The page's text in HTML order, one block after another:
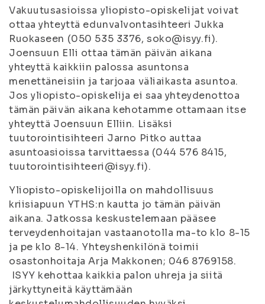
Vakuutusasioissa yliopisto-opiskelijat voivat
ottaa yhteyttä edunvalvontasihteeri Jukka
Ruokaseen (050 535 3376, soko@isyy.fi).
Joensuun Elli ottaa tämän päivän aikana
yhteyttä kaikkiin palossa asuntonsa
menettäneisiin ja tarjoaa väliaikasta asuntoa.
Jos yliopisto-opiskelija ei saa yhteydenottoa
tämän päivän aikana kehotamme ottamaan itse
yhteyttä Joensuun Elliin. Lisäksi
tuutorointisihteeri Jarno Pitko auttaa
asuntoasioissa tarvittaessa (044 576 8415,
tuutorointisihteeri@isyy.fi).
Yliopisto-opiskelijoilla on mahdollisuus
kriisiapuun YTHS:n kautta jo tämän päivän
aikana. Jatkossa keskustelemaan pääsee
terveydenhoitajan vastaanotolla ma-to klo 8-15
ja pe klo 8-14. Yhteyshenkilönä toimii
osastonhoitaja Arja Makkonen; 046 8769158.
ISYY kehottaa kaikkia palon uhreja ja siitä
järkyttyneitä käyttämään